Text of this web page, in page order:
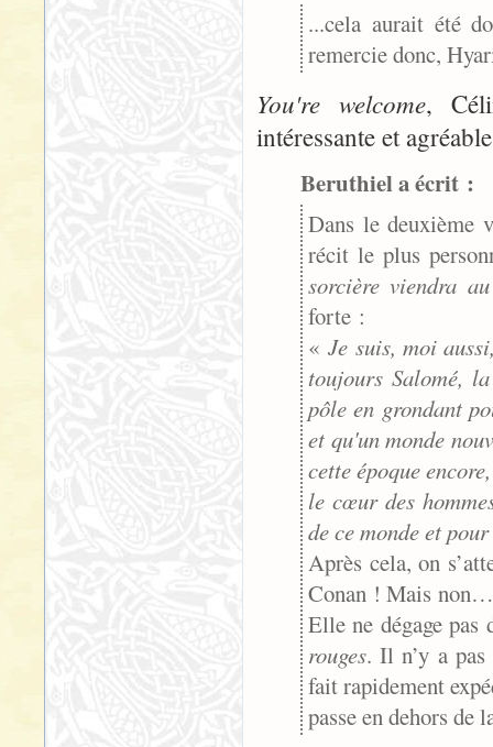
...cela aurait été
remercie donc,
You're welcome,
intéressante et
Beruthiel a écrit :
Dans le deuxième
récit le plus
sorcière viendra
forte :
« Je suis, moi
toujours Salomé,
pôle en grondant
et qu'un monde
cette époque
le cœur des
de ce monde et
Après cela, on
Conan ! Mais non…
Elle ne dégage pas
rouges. Il n’y a pas
fait rapidement
passe en dehors de